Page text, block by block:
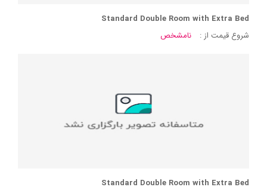
Standard Double Room with Extra Bed
شروع قیمت از :
نامشخص
Standard Double Room with Extra Bed